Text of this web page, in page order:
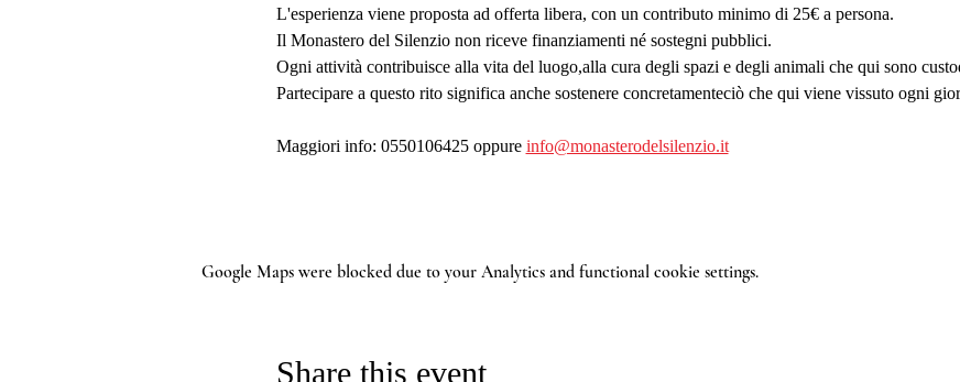
L'esperienza viene proposta ad offerta libera, con un contributo minimo di 25€ a persona.
Il Monastero del Silenzio non riceve finanziamenti né sostegni pubblici.
Ogni attività contribuisce alla vita del luogo,alla cura degli spazi e degli animali che qui sono
Partecipare a questo rito significa anche sostenere concretamenteciò che qui viene vissuto ogni
Maggiori info: 0550106425 oppure info@monasterodelsilenzio.it
Google Maps were blocked due to your Analytics and functional cookie settings.
Share this event